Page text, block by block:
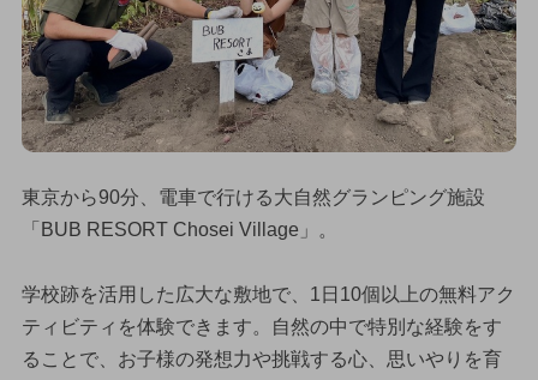
東京から90分、電車で行ける大自然グランピング施設
「BUB RESORT Chosei Village」。
学校跡を活用した広大な敷地で、1日10個以上の無料アク
ティビティを体験できます。自然の中で特別な経験をす
ることで、お子様の発想力や挑戦する心、思いやりを育